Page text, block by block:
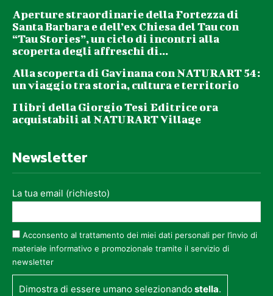
Aperture straordinarie della Fortezza di
Santa Barbara e dell’ex Chiesa del Tau con
“Tau Stories”, un ciclo di incontri alla
scoperta degli affreschi di...
Alla scoperta di Gavinana con NATURART 54:
un viaggio tra storia, cultura e territorio
I libri della Giorgio Tesi Editrice ora
acquistabili al NATURART Village
Newsletter
La tua email (richiesto)
Acconsento al trattamento dei miei dati personali per l’invio di
materiale informativo e promozionale tramite il servizio di
newsletter
Dimostra di essere umano selezionandostella.